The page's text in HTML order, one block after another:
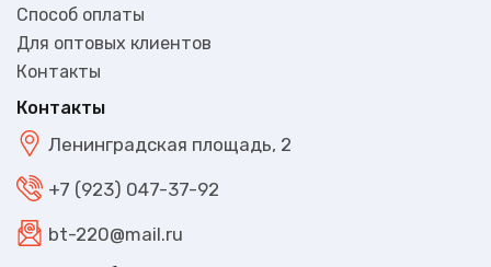
Способ оплаты
Для оптовых клиентов
Контакты
Контакты
Ленинградская площадь, 2
+7 (923) 047-37-92
bt-220@mail.ru